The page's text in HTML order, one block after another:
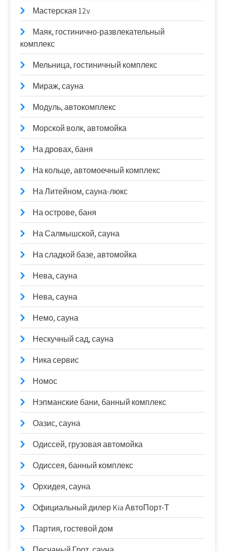
Мастерская 12v
Маяк, гостинично-развлекательный
комплекс
Мельница, гостиничный комплекс
Мираж, сауна
Модуль, автокомплекс
Морской волк, автомойка
На дровах, баня
На кольце, автомоечный комплекс
На Литейном, сауна-люкс
На острове, баня
На Салмышской, сауна
На сладкой базе, автомойка
Нева, сауна
Нева, сауна
Немо, сауна
Нескучный сад, сауна
Ника сервис
Номос
Нэпманские бани, банный комплекс
Оазис, сауна
Одиссей, грузовая автомойка
Одиссея, банный комплекс
Орхидея, сауна
Официальный дилер Kia АвтоПорт-Т
Партия, гостевой дом